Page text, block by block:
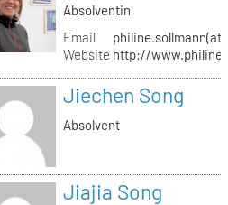
Absolventin
Email
Website http://
Jiechen Song
Absolvent
Jiajia Song